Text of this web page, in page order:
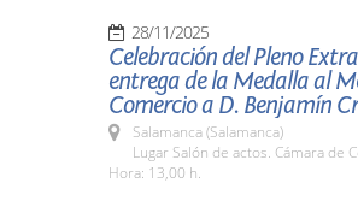
28/11/2025
Celebración del Pleno
entrega de la Medalla al
Comercio a D. Benjamín
Salamanca (Salamanca)
Lugar Salón de actos. Cámara de
Hora: 13,00 h.